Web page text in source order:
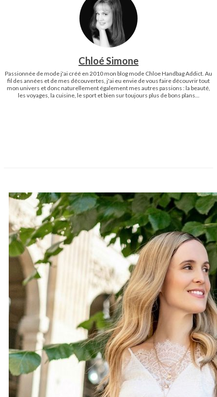
Chloé Simone
Passionnée de mode j'ai créé en 2010 mon blog mode Chloe Handbag Addict. Au
fil des années et de mes découvertes, j'ai eu envie de vous faire découvrir tout
mon univers et donc naturellement également mes autres passions : la beauté,
les voyages, la cuisine, le sport et bien sur toujours plus de bons plans...